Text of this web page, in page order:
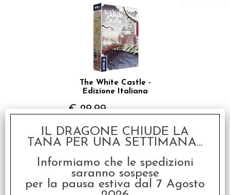
The White Castle -
Edizione Italiana
€ 29,99
€ 23,99
IL DRAGONE CHIUDE LA
TANA PER UNA SETTIMANA...
Informiamo che le spedizioni
saranno sospese
per la pausa estiva dal 7 Agosto